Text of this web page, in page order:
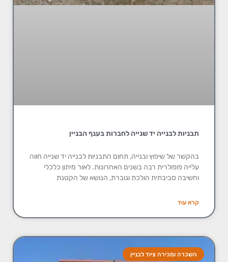
תבניות לבנייה יד שנייה לחברות בענף הבניין
בהקשר של שיפוץ ובנייה, תחום התבניות לבנייה יד שנייה חווה
עלייה פופולרית רבה בשנים האחרונות. לאור מיתון כלכלי
וחשיבה סביבתית הולכת וגוברת, הנושא של הקטנת
קרא עוד
השכרה ומכירה ציוד לבניין